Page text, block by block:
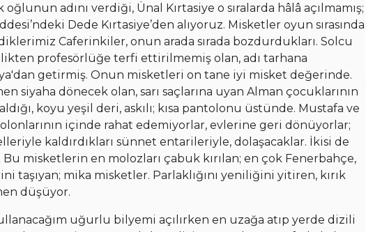
adını verdiği, Ünal Kırtasiye o sıralarda hâlâ açılmamış;
Dede Kırtasiye’den alıyoruz. Misketler oyun sırasında
Caferinkiler, onun arada sırada bozdurdukları. Solcu
profesörlüğe terfi ettirilmemiş olan, adı tarhana
getirmiş. Onun misketleri on tane iyi misket değerinde.
siyaha dönecek olan, sarı saçlarına uyan Alman çocuklarının
koyu yeşil deri, askılı; kısa pantolonu üstünde. Mustafa ve
içinde rahat edemiyorlar, evlerine geri dönüyorlar;
kaldırdıkları sünnet entarileriyle, dolaşacaklar. İkisi de
misketlerin en molozları çabuk kırılan; en çok Fenerbahçe,
taşıyan; mika misketler. Parlaklığını yeniliğini yitiren, kırık
düşüyor.
uğurlu bilyemi açılırken en uzağa atıp yerde dizili